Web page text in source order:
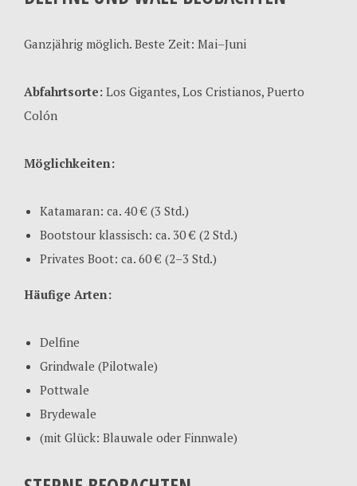
Ganzjährig möglich. Beste Zeit: Mai–Juni
Abfahrtsorte:Los Gigantes, Los Cristianos, Puerto
Colón
Möglichkeiten:
Katamaran: ca. 40 € (3 Std.)
Bootstour klassisch: ca. 30 € (2 Std.)
Privates Boot: ca. 60 € (2–3 Std.)
Häufige Arten:
Delfine
Grindwale (Pilotwale)
Pottwale
Brydewale
(mit Glück: Blauwale oder Finnwale)